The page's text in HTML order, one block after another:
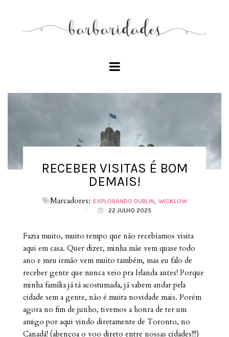
RECEBER VISITAS É BOM
DEMAIS!
Marcadores: EXPLORANDO DUBLIN WICKLOW
/ 22 JULHO 2025
Fazia muito, muito tempo que não recebíamos visita
aqui em casa. Quer dizer, minha mãe vem quase todo
ano e meu irmão vem muito também, mas eu falo de
receber gente que nunca veio pra Irlanda antes! Porque
minha família já tá acostumada, já sabem andar pela
cidade sem a gente, não é muita novidade mais. Porém
agora no fim de junho, tivemos a honra de ter um
amigo por aqui vindo diretamente de Toronto, no
Canadá! (abençoa o voo direto entre nossas cidades!!!)